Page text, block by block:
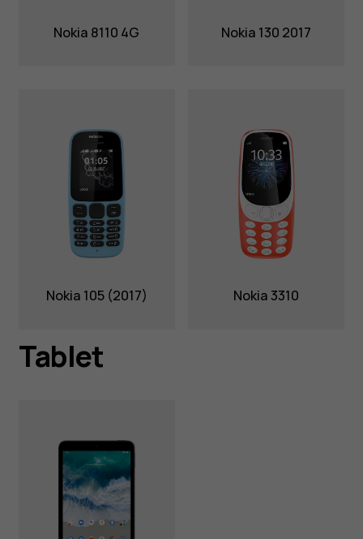
Nokia 8110 4G Nokia 130 2017
Nokia 105 (2017) Nokia 3310
Tablet